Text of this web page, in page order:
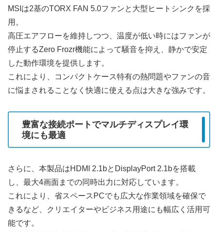
MSIは2基のTORX FAN 5.0ファンと大型ヒートシンクを採
用。
高圧エアフローを維持しつつ、温度が低い時にはファンが
停止するZero Frozr機能によって騒音を抑え、静かで安定
した動作環境を提供します。
これにより、コンパクトケース特有の熱問題やファンの音
に悩まされることなく快適に使える点は大きな強みです。
豊富な接続ポートでマルチディスプレイ環
境にも最適
さらに、本製品はHDMI 2.1bとDisplayPort 2.1bを搭載
し、最大4画面までの同時出力に対応しています。
これにより、省スペースPCでも広大な作業領域を確保で
きるなど、クリエイターやビジネス用途にも幅広く活用可
能です。